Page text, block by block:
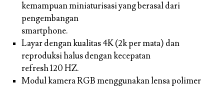
kemampuan miniaturisasi yang berasal dari
pengembangan
smartphone.
Layar dengan kualitas 4K (2k per mata) dan
reproduksi halus dengan kecepatan
refresh 120 HZ.
Modul kamera RGB menggunakan lensa polimer